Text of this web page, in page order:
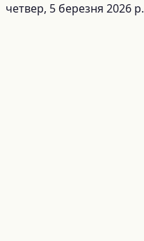
четвер, 5 березня 2026 р.